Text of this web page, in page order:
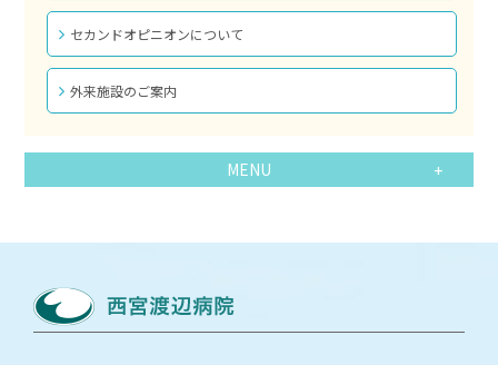
セカンドオピニオンについて
外来施設のご案内
MENU